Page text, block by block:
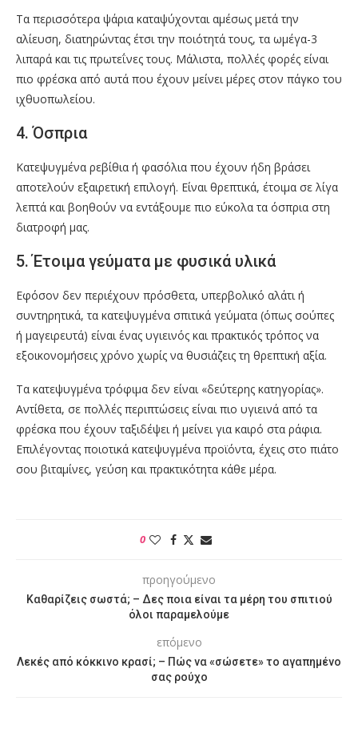
Τα περισσότερα ψάρια καταψύχονται αμέσως μετά την
αλίευση, διατηρώντας έτσι την ποιότητά τους, τα ωμέγα-3
λιπαρά και τις πρωτεΐνες τους. Μάλιστα, πολλές φορές είναι
πιο φρέσκα από αυτά που έχουν μείνει μέρες στον πάγκο του
ιχθυοπωλείου.
4. Όσπρια
Κατεψυγμένα ρεβίθια ή φασόλια που έχουν ήδη βράσει
αποτελούν εξαιρετική επιλογή. Είναι θρεπτικά, έτοιμα σε λίγα
λεπτά και βοηθούν να εντάξουμε πιο εύκολα τα όσπρια στη
διατροφή μας.
5. Έτοιμα γεύματα με φυσικά υλικά
Εφόσον δεν περιέχουν πρόσθετα, υπερβολικό αλάτι ή
συντηρητικά, τα κατεψυγμένα σπιτικά γεύματα (όπως σούπες
ή μαγειρευτά) είναι ένας υγιεινός και πρακτικός τρόπος να
εξοικονομήσεις χρόνο χωρίς να θυσιάζεις τη θρεπτική αξία.
Τα κατεψυγμένα τρόφιμα δεν είναι «δεύτερης κατηγορίας».
Αντίθετα, σε πολλές περιπτώσεις είναι πιο υγιεινά από τα
φρέσκα που έχουν ταξιδέψει ή μείνει για καιρό στα ράφια.
Επιλέγοντας ποιοτικά κατεψυγμένα προϊόντα, έχεις στο πιάτο
σου βιταμίνες, γεύση και πρακτικότητα κάθε μέρα.
0
προηγούμενο
Καθαρίζεις σωστά; – Δες ποια είναι τα μέρη του σπιτιού
όλοι παραμελούμε
επόμενο
Λεκές από κόκκινο κρασί; – Πώς να «σώσετε» το αγαπημένο
σας ρούχο